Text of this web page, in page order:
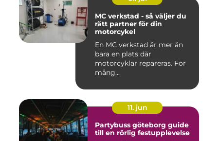
MC verkstad - så väljer du
rätt partner för din
motorcykel
En MC verkstad är mer än
bara en plats där
motorcyklar repareras. För
mång...
11. jun
Partybuss göteborg guide
till en rörlig festupplevelse